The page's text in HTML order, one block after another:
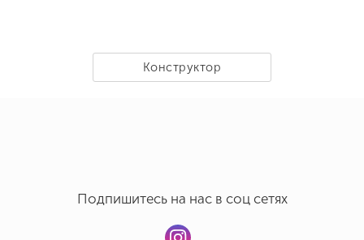
Конструктор
Подпишитесь на нас в соц сетях